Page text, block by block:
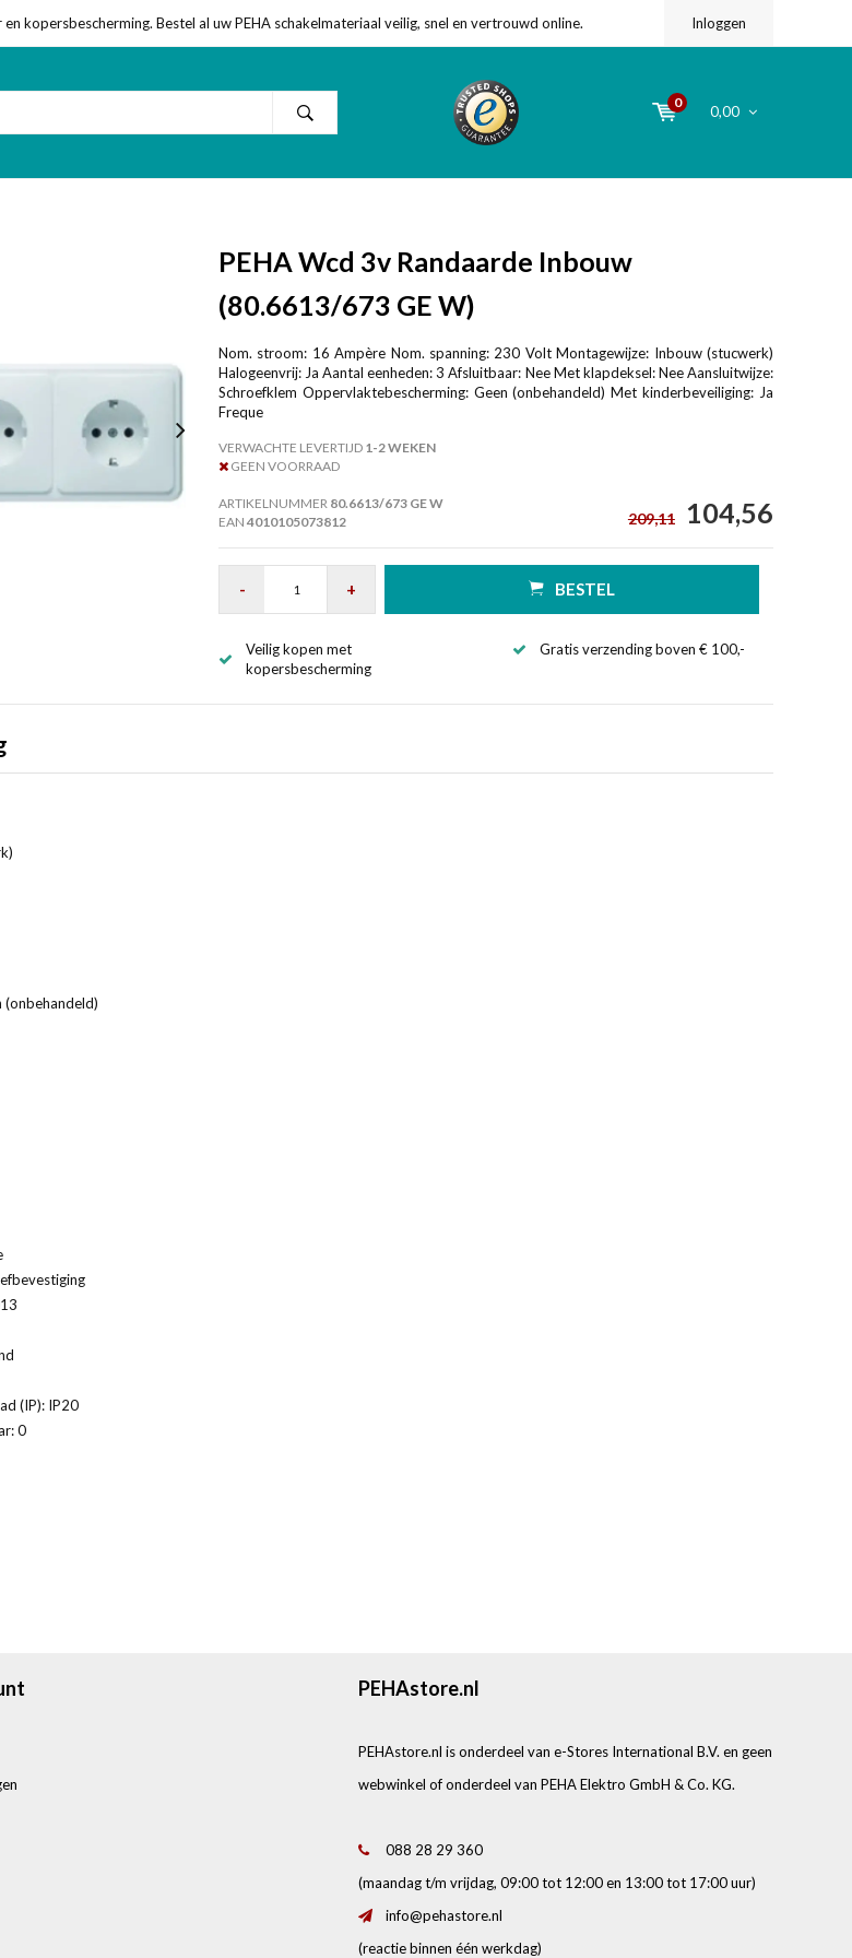
kopersbescherming. Bestel al uw PEHA schakelmateriaal veilig, snel en vertrouwd online. Inloggen
0
0,00
PEHA Wcd 3v Randaarde Inbouw
(80.6613/673 GE W)
Nom. stroom: 16 Ampère Nom. spanning: 230 Volt Montagewijze: Inbouw (stucwerk)
Halogeenvrij: Ja Aantal eenheden: 3 Afsluitbaar: Nee Met klapdeksel: Nee Aansluitwijze:
Schroefklem Oppervlaktebescherming: Geen (onbehandeld) Met kinderbeveiliging: Ja
Freque
VERWACHTE LEVERTIJD1-2 WEKEN
GEEN VOORRAAD
ARTIKELNUMMER 80.6613/673 GE W
EAN 4010105073812 209,11 104,56
- + BESTEL
Veilig kopen met
kopersbescherming
Gratis verzending boven € 100,-
(onbehandeld)
(IP): IP20
0
PEHAstore.nl
PEHAstore.nl is onderdeel van e-Stores International B.V. en geen
webwinkel of onderdeel van PEHA Elektro GmbH & Co. KG.
088 28 29 360
(maandag t/m vrijdag, 09:00 tot 12:00 en 13:00 tot 17:00 uur)
info@pehastore.nl
(reactie binnen één werkdag)